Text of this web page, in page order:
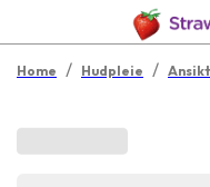
Home / Hudpleie / Ansikt